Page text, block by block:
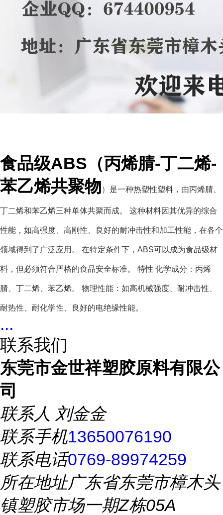
食品级ABS（丙烯腈-丁二烯-
苯乙烯共聚物）是一种热塑性塑料，由丙烯腈、
丁二烯和苯乙烯三种单体共聚而成。 这种材料因其优异的综合
性能，如高强度、高刚性、良好的耐冲击性和加工性能，在各个
领域得到了广泛应用。 在特定条件下，ABS可以成为食品级材
料，但必须符合严格的食品安全标准。 特性 化学成分：丙烯
腈、丁二烯、苯乙烯。 物理性能：如高机械强度、耐冲击性、
耐热性、耐化学性、良好的电绝缘性能。
...
联系我们
东莞市金世祥塑胶原料有限公
司
联系人 刘金金
联系手机13650076190
联系电话0769-89974259
所在地址广东省东莞市樟木头
镇塑胶市场一期Z栋05A